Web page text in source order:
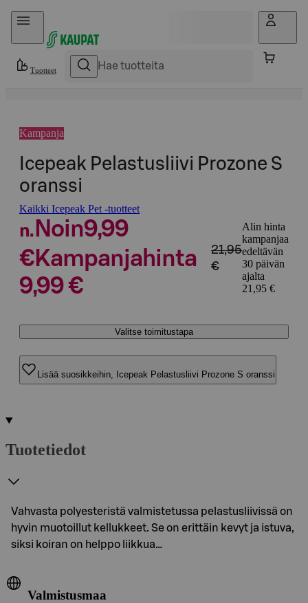
Hyppää sisältöön
Tuotteet
Kampanja
Icepeak Pelastusliivi Prozone S
oranssi
Kaikki Icepeak Pet -tuotteet
n. Noin9,99
€Kampanjahinta
9,99 €
21,95
€
Alin hinta
kampanjaa
edeltävän
30 päivän
ajalta
21,95 €
Valitse toimitustapa
Lisää suosikkeihin, Icepeak Pelastusliivi Prozone S oranssi
Tuotetiedot
Vahvasta polyesteristä valmistetussa pelastusliivissä on
hyvin muotoillut kellukkeet. Se on erittäin kevyt ja istuva,
siksi koiran on helppo liikkua…
Valmistusmaa